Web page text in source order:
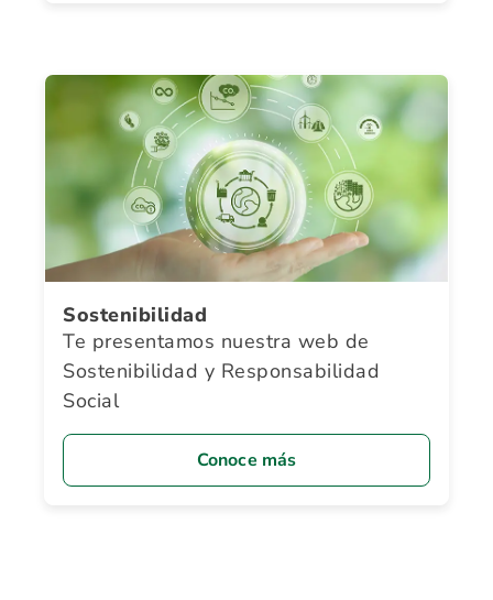
Sostenibilidad
Te presentamos nuestra web de
Sostenibilidad y Responsabilidad
Social
Conoce más